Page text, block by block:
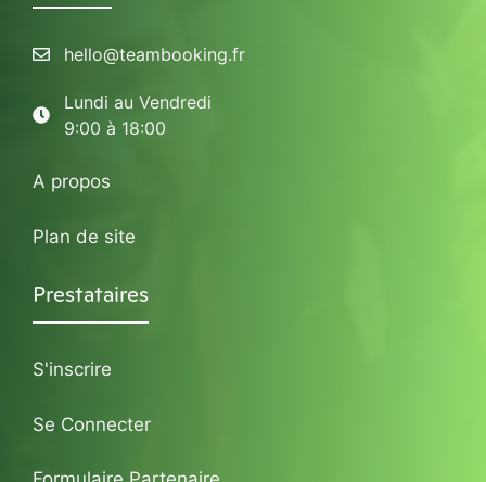
hello@teambooking.fr
Lundi au Vendredi
9:00 à 18:00
A propos
Plan de site
Prestataires
S'inscrire
Se Connecter